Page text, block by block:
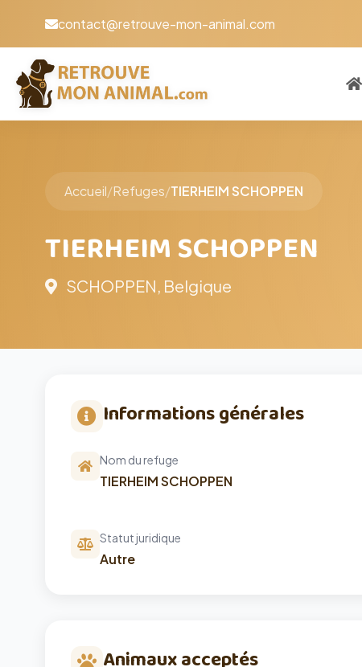
contact@retrouve-mon-animal.com
Accueil/Refuges/TIERHEIM SCHOPPEN
TIERHEIM SCHOPPEN
SCHOPPEN, Belgique
Informations générales
Nom du refuge
TIERHEIM SCHOPPEN
Statut juridique
Autre